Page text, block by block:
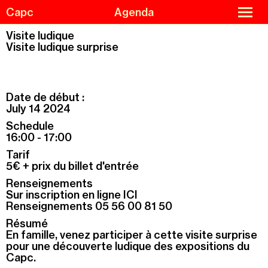
to
main
content
Capc Agenda
close
menu
de
navigation
Guided tours and workshops
Capc Kids
Collections
The Capc
Residencies
Support us
Practical information
Visite ludique
Visite ludique surprise
Date de début :
July 14 2024
Schedule
16:00 - 17:00
Tarif
5€ + prix du billet d'entrée
Renseignements
Sur inscription en ligne ICI
Renseignements 05 56 00 81 50
Résumé
En famille, venez participer à cette visite surprise
pour une découverte ludique des expositions du
Capc.